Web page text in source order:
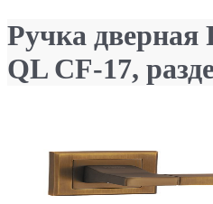
Ручка
QL CF-17,